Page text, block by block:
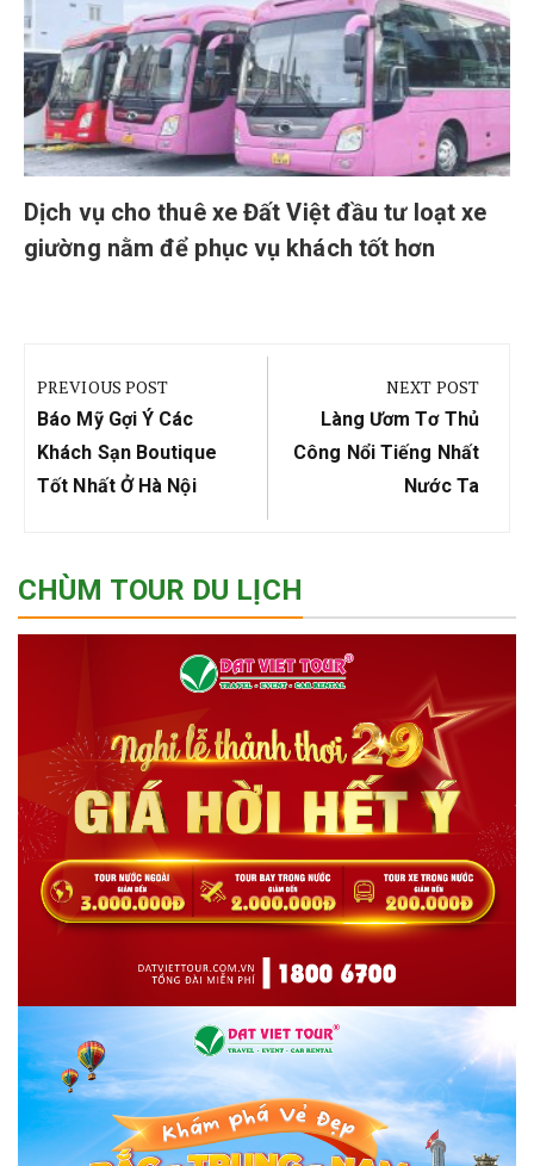
Dịch vụ cho thuê xe Đất Việt đầu tư loạt xe
giường nằm để phục vụ khách tốt hơn
hướng
bài
viết
PREVIOUS POST
Previous
Post:
Báo Mỹ Gợi Ý Các
Khách Sạn Boutique
Tốt Nhất Ở Hà Nội
NEXT POST
Next
Post:
Làng Ươm Tơ Thủ
Công Nổi Tiếng Nhất
Nước Ta
CHÙM TOUR DU LỊCH